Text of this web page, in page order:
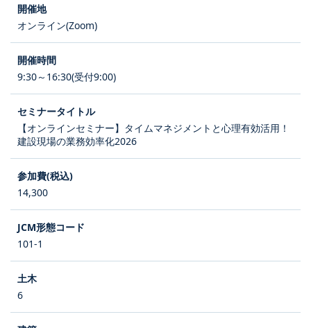
オンライン(Zoom)
9:30～16:30(受付9:00)
【オンラインセミナー】タイムマネジメントと心理有効活用！
建設現場の業務効率化2026
14,300
101-1
6